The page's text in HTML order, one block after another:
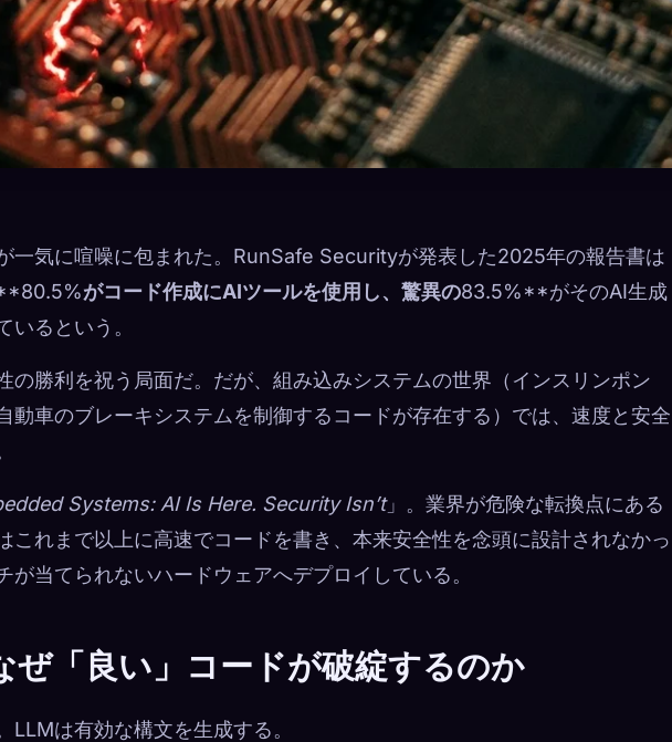
一気に喧噪に包まれた。RunSafe Securityが発表した2025年の報告書は
**80.5%がコード作成にAIツールを使用し、驚異の83.5%**がそのAI生成
いるという。
の勝利を祝う局面だ。だが、組み込みシステムの世界（インスリンポン
動車のブレーキシステムを制御するコードが存在する）では、速度と安全
Systems: AI Is Here. Security Isn’t」。業界が危険な転換点にある
これまで以上に高速でコードを書き、本来安全性を念頭に設計されなかっ
当てられないハードウェアへデプロイしている。
ぜ「良い」コードが破綻するのか
は有効な構文を生成する。